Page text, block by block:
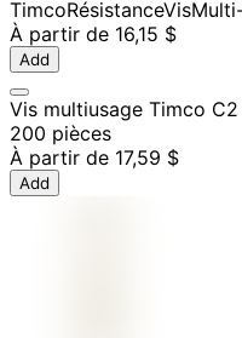
TimcoRésistanceVis
À partir de 16,15 $
Add
Vis multiusage Timco
200 pièces
À partir de 17,59 $
Add